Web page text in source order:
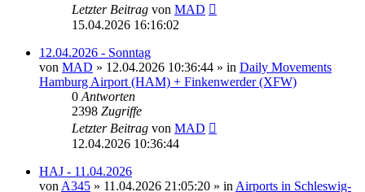
Letzter Beitrag von MAD
15.04.2026 16:16:02
12.04.2026 - Sonntag
von MAD » 12.04.2026 10:36:44 » in Daily Movements
Hamburg Airport (HAM) + Finkenwerder (XFW)
0 Antworten
2398 Zugriffe
Letzter Beitrag von MAD
12.04.2026 10:36:44
HAJ - 11.04.2026
von A345 » 11.04.2026 21:05:20 » in Airports in Schleswig-